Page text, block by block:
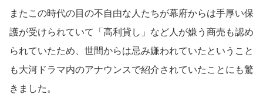
またこの時代の目の不自由な人たちが幕府からは手厚い保
護が受けられていて「高利貸し」など人が嫌う商売も認め
られていたため、世間からは忌み嫌われていたということ
も大河ドラマ内のアナウンスで紹介されていたことにも驚
きました。